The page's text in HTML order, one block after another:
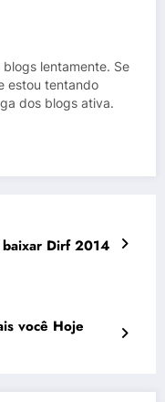
blogs lentamente. Se
estou tentando
dos blogs ativa.
Dirf 2014
você Hoje